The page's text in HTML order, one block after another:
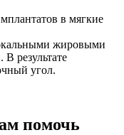
в мягкие
жировыми
результате
угол.
помочь